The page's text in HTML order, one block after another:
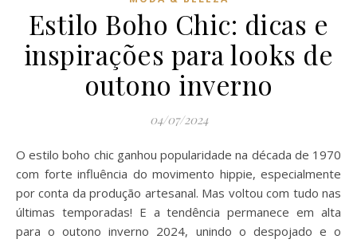
Estilo Boho Chic: dicas e
inspirações para looks de
outono inverno
04/07/2024
O estilo boho chic ganhou popularidade na década de 1970
com forte influência do movimento hippie, especialmente
por conta da produção artesanal. Mas voltou com tudo nas
últimas temporadas! E a tendência permanece em alta
para o outono inverno 2024, unindo o despojado e o